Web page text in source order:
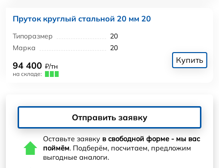
Пруток круглый стальной 20 мм 20
Типоразмер
20
Марка
20
94 400 ₽/тн
на складе:
Купить
Отправить заявку
Оставьте заявку в свободной форме - мы вас
поймём. Подберём, посчитаем, предложим
выгодные аналоги.